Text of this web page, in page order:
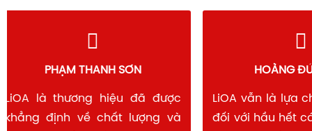
PHẠM THANH SƠN
LiOA là thương hiệu đã được
khẳng định về chất lượng và
HOÀNG
LiOA vẫn là
đối với hầu hết